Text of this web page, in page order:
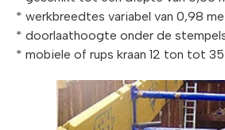
* werkbreedtes variabel van 0,98
* doorlaathoogte onder de
* mobiele of rups kraan 12 ton tot